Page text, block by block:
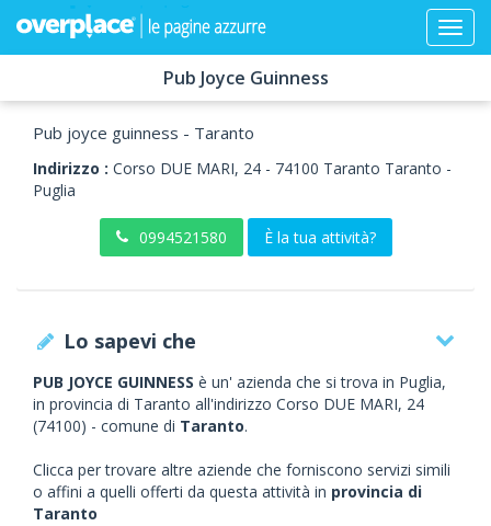
Pub Joyce Guinness
Pub joyce guinness - Taranto
Indirizzo : Corso DUE MARI, 24 - 74100 Taranto Taranto -
Puglia
0994521580 È la tua attività?
Lo sapevi che
PUB JOYCE GUINNESS è un' azienda che si trova in Puglia,
in provincia di Taranto all'indirizzo Corso DUE MARI, 24
(74100) - comune di Taranto.
Clicca per trovare altre aziende che forniscono servizi simili
o affini a quelli offerti da questa attività in provincia di
Taranto